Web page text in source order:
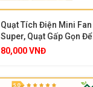
Quạt Tích Điện Mini Fan
Super, Quạt Gấp Gọn Để
Bàn, 3 Cấp Độ Gió, Nhỏ
80,000VNĐ